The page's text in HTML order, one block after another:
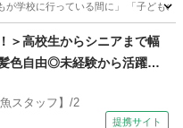
学校に行っている間に」 「子ども
＞高校生からシニアまで幅
色自由◎未経験から活躍で
スタッフ】
スタッフ】/2
提携サイト